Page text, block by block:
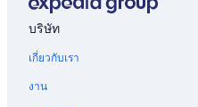
บริษัท
เกี่ยวกับเรา
งาน